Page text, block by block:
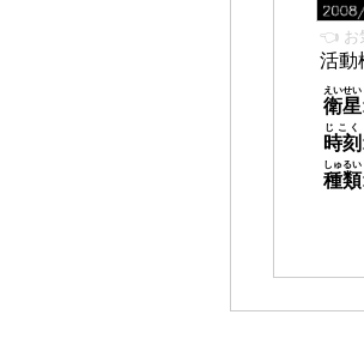
👈 お
活動
衛星
えいせい
時刻
じこく
種類
しゅるい